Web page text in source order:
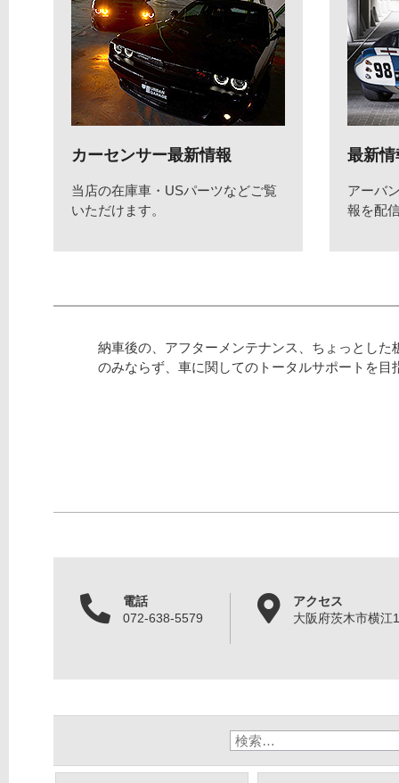
カーセンサー最新情報
当店の在庫車・USパーツなどご覧
いただけます。
最新情
アーバ
報を配
納車後の、アフターメンテナンス、ちょっとした
のみならず、車に関してのトータルサポートを目
電話
072-638-5579
アクセス
大阪府茨木市横江